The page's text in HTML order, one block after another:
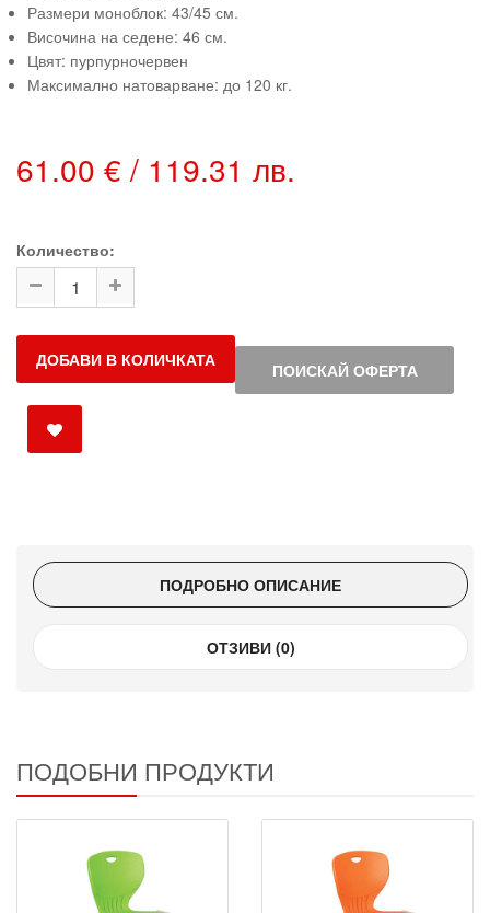
Размери моноблок: 43/45 см.
Височина на седене: 46 см.
Цвят: пурпурночервен
Максимално натоварване: до 120 кг.
61.00 € / 119.31 лв.
Количество:
ДОБАВИ В КОЛИЧКАТА ПОИСКАЙ ОФЕРТА
ПОДРОБНО ОПИСАНИЕ
ОТЗИВИ (0)
ПОДОБНИ ПРОДУКТИ